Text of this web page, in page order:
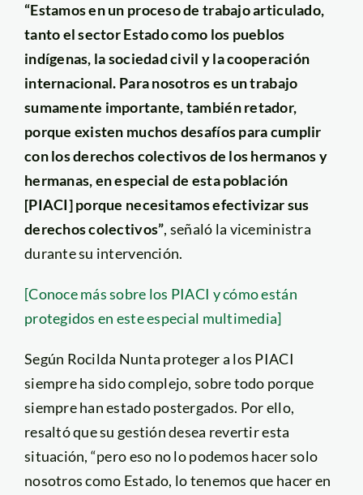
“Estamos en un proceso de trabajo articulado,
tanto el sector Estado como los pueblos
indígenas, la sociedad civil y la cooperación
internacional. Para nosotros es un trabajo
sumamente importante, también retador,
porque existen muchos desafíos para cumplir
con los derechos colectivos de los hermanos y
hermanas, en especial de esta población
[PIACI] porque necesitamos efectivizar sus
derechos colectivos”, señaló la viceministra
durante su intervención.
[Conoce más sobre los PIACI y cómo están
protegidos en este especial multimedia]
Según Rocilda Nunta proteger a los PIACI
siempre ha sido complejo, sobre todo porque
siempre han estado postergados. Por ello,
resaltó que su gestión desea revertir esta
situación, “pero eso no lo podemos hacer solo
nosotros como Estado, lo tenemos que hacer en